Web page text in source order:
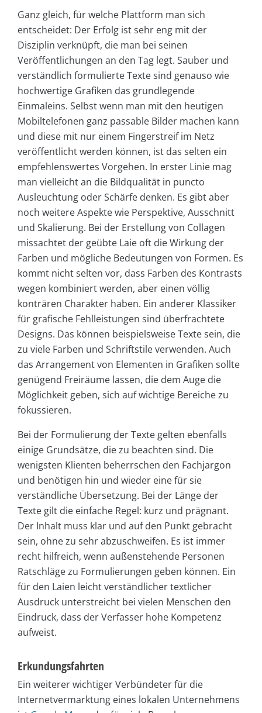
Ganz gleich, für welche Plattform man sich
entscheidet: Der Erfolg ist sehr eng mit der
Disziplin verknüpft, die man bei seinen
Veröffentlichungen an den Tag legt. Sauber und
verständlich formulierte Texte sind genauso wie
hochwertige Grafiken das grundlegende
Einmaleins. Selbst wenn man mit den heutigen
Mobiltelefonen ganz passable Bilder machen kann
und diese mit nur einem Fingerstreif im Netz
veröffentlicht werden können, ist das selten ein
empfehlenswertes Vorgehen. In erster Linie mag
man vielleicht an die Bildqualität in puncto
Ausleuchtung oder Schärfe denken. Es gibt aber
noch weitere Aspekte wie Perspektive, Ausschnitt
und Skalierung. Bei der Erstellung von Collagen
missachtet der geübte Laie oft die Wirkung der
Farben und mögliche Bedeutungen von Formen. Es
kommt nicht selten vor, dass Farben des Kontrasts
wegen kombiniert werden, aber einen völlig
konträren Charakter haben. Ein anderer Klassiker
für grafische Fehlleistungen sind überfrachtete
Designs. Das können beispielsweise Texte sein, die
zu viele Farben und Schriftstile verwenden. Auch
das Arrangement von Elementen in Grafiken sollte
genügend Freiräume lassen, die dem Auge die
Möglichkeit geben, sich auf wichtige Bereiche zu
fokussieren.
Bei der Formulierung der Texte gelten ebenfalls
einige Grundsätze, die zu beachten sind. Die
wenigsten Klienten beherrschen den Fachjargon
und benötigen hin und wieder eine für sie
verständliche Übersetzung. Bei der Länge der
Texte gilt die einfache Regel: kurz und prägnant.
Der Inhalt muss klar und auf den Punkt gebracht
sein, ohne zu sehr abzuschweifen. Es ist immer
recht hilfreich, wenn außenstehende Personen
Ratschläge zu Formulierungen geben können. Ein
für den Laien leicht verständlicher textlicher
Ausdruck unterstreicht bei vielen Menschen den
Eindruck, dass der Verfasser hohe Kompetenz
aufweist.
Erkundungsfahrten
Ein weiterer wichtiger Verbündeter für die
Internetvermarktung eines lokalen Unternehmens